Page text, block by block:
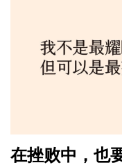
在挫败中，也